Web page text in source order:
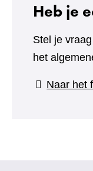
Heb je
Stel je
het
Naar het